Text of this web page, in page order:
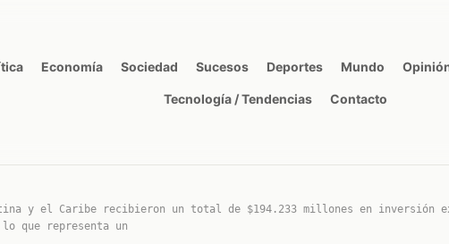
Economía Sociedad Sucesos Deportes Mundo
Tecnología / Tendencias Contacto
y el Caribe recibieron un total de $194.233 millones en inversión
que representa un